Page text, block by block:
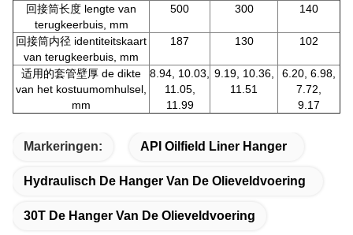
回接筒长度 lengte van
terugkeerbuis, mm
500 300 140
回接筒内径 identiteitskaart
van terugkeerbuis, mm
187 130 102
适用的套管壁厚 de dikte
van het kostuumomhulsel,
mm
8.94, 10.03,
11.05,
11.99
9.19, 10.36,
11.51
6.20, 6.98,
7.72,
9.17
Markeringen: API Oilfield Liner Hanger
Hydraulisch De Hanger Van De Olieveldvoering
30T De Hanger Van De Olieveldvoering